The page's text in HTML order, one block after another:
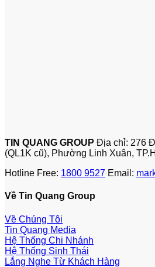
TIN QUANG GROUP Địa chỉ: 276
(QL1K cũ), Phường Linh Xuân,
Hotline Free: 1800 9527 Email:
Về Tin Quang Group
Về Chúng Tôi
Tin Quang Media
Hệ Thống Chi Nhánh
Hệ Thống Sinh Thái
Lắng Nghe Từ Khách Hàng